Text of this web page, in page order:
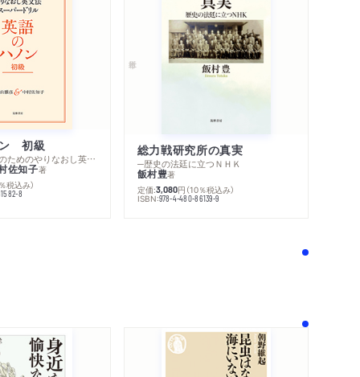
初級
─スピーキングのためのやりなおし英文法スーパードリル
佐知子著
税込み）
8
総力戦研究所の真実
─歴史の法廷に立つＮＨＫ
飯村豊著
定価:3,080円 （10％税込み）
ISBN:978-4-480-86139-9